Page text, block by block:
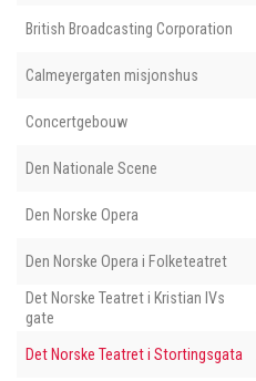
British Broadcasting Corporation
Calmeyergaten misjonshus
Concertgebouw
Den Nationale Scene
Den Norske Opera
Den Norske Opera i Folketeatret
Det Norske Teatret i Kristian IVs
gate
Det Norske Teatret i Stortingsgata